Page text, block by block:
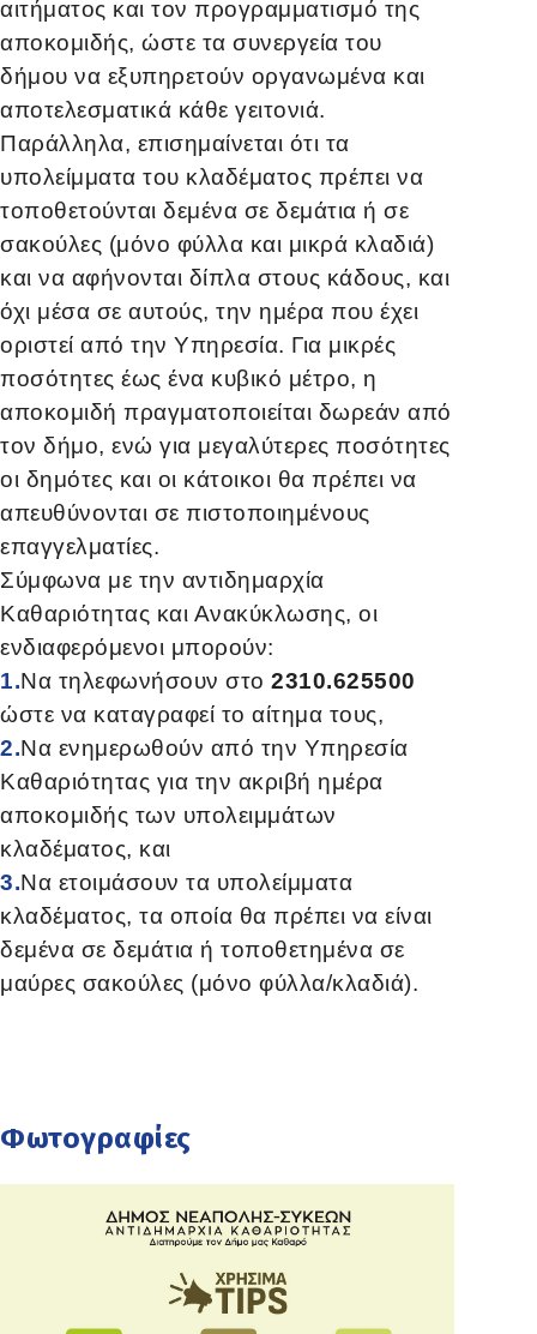
αιτήματος και τον προγραμματισμό της
αποκομιδής, ώστε τα συνεργεία του
δήμου να εξυπηρετούν οργανωμένα και
αποτελεσματικά κάθε γειτονιά.
Παράλληλα, επισημαίνεται ότι τα
υπολείμματα του κλαδέματος πρέπει να
τοποθετούνται δεμένα σε δεμάτια ή σε
σακούλες (μόνο φύλλα και μικρά κλαδιά)
και να αφήνονται δίπλα στους κάδους, και
όχι μέσα σε αυτούς, την ημέρα που έχει
οριστεί από την Υπηρεσία. Για μικρές
ποσότητες έως ένα κυβικό μέτρο, η
αποκομιδή πραγματοποιείται δωρεάν από
τον δήμο, ενώ για μεγαλύτερες ποσότητες
οι δημότες και οι κάτοικοι θα πρέπει να
απευθύνονται σε πιστοποιημένους
επαγγελματίες.
Σύμφωνα με την αντιδημαρχία
Καθαριότητας και Ανακύκλωσης, οι
ενδιαφερόμενοι μπορούν:
1.Να τηλεφωνήσουν στο 2310.625500
ώστε να καταγραφεί το αίτημα τους,
2.Να ενημερωθούν από την Υπηρεσία
Καθαριότητας για την ακριβή ημέρα
αποκομιδής των υπολειμμάτων
κλαδέματος, και
3.Να ετοιμάσουν τα υπολείμματα
κλαδέματος, τα οποία θα πρέπει να είναι
δεμένα σε δεμάτια ή τοποθετημένα σε
μαύρες σακούλες (μόνο φύλλα/κλαδιά).
Φωτογραφίες